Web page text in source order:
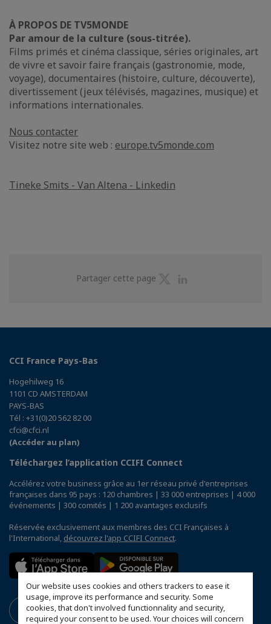
Our website uses cookies and others trackers to ease it
usage, improve its performance and security. Some
cookies, that don't involved functionnality and security,
required your consent to be used. Your choices will concern
À PROPOS DE TV5MONDE
Par amour de la culture (sous-titrée).
Films primés et cinéma classique, séries originales, art
de vivre et savoir faire français (gastronomie, mode,
voyage), documentaires (histoire, culture, découverte),
divertissement (jeux télévisés, magazines, musique) et
informations internationales.
Nous contacter
Visitez notre site web : europe.tv5monde.com
Tineke Smits - Van Altena - Linkedin
Partager cette page
Partager
CCI France Pays-Bas
Hogehilweg 16
1101 CD AMSTERDAM
PAYS-BAS
Tél : +31(0)20 562 82 00
cfci@cfci.nl
(Accéder au plan)
Téléchargez l’application CCIFI Connect
Accélérez votre business grâce au 1er réseau privé d'entreprises
françaises dans 95 pays : 120 chambres | 33 000 entreprises | 4 000
événements | 300 comités | 1 200 avantages exclusifs
Réservée exclusivement aux membres des CCI Françaises à
l'International, découvrez l'app CCIFI Connect.